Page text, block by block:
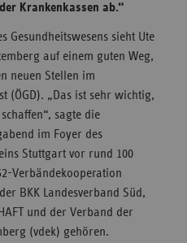
Krankenkassen ab.“
Gesundheitswesens sieht Ute
auf einem guten Weg,
neuen Stellen im
(ÖGD). „Das ist sehr wichtig,
sagte die
im Foyer des
Stuttgart vor rund 100
Verbändekooperation
BKK Landesverband Süd,
und der Verband der
(vdek) gehören.